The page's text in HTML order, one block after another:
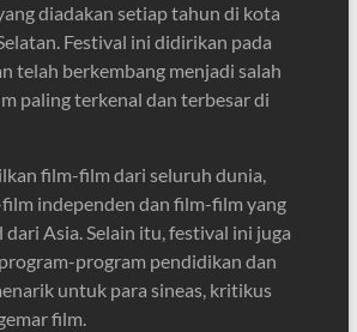
diadakan setiap tahun di kota
Festival ini didirikan pada
telah berkembang menjadi salah
paling terkenal dan terbesar di
film-film dari seluruh dunia,
independen dan film-film yang
dari Asia. Selain itu, festival ini juga
program pendidikan dan
untuk para sineas, kritikus
film.